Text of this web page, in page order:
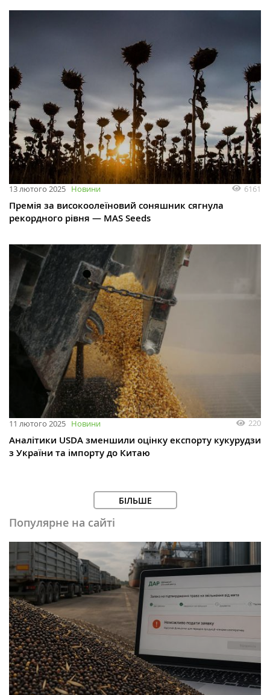
13 лютого 2025 Новини 6161
Премія за високоолеїновий соняшник сягнула
рекордного рівня — MAS Seeds
11 лютого 2025 Новини 220
Аналітики USDA зменшили оцінку експорту кукурудзи
з України та імпорту до Китаю
БІЛЬШЕ
Популярне на сайті